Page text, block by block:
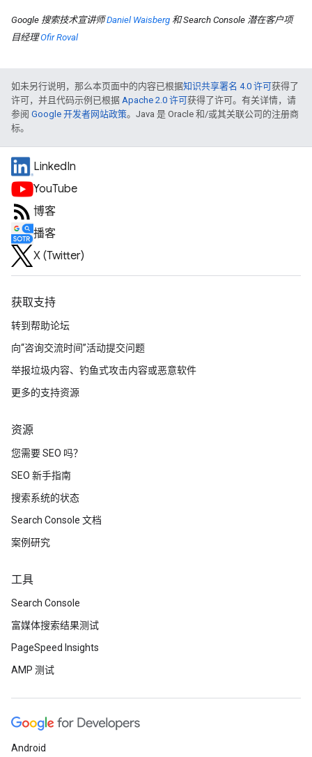
Google 搜索技术宣讲师Daniel Waisberg 和 Search Console 潜在客户项
目经理Ofir Roval
如未另行说明，那么本页面中的内容已根据知识共享署名 4.0 许可获得了
许可，并且代码示例已根据 Apache 2.0 许可获得了许可。有关详情，请
参阅 Google 开发者网站政策。Java 是 Oracle 和/或其关联公司的注册商
标。
LinkedIn
YouTube
博客
播客
X (Twitter)
获取支持
转到帮助论坛
向“咨询交流时间”活动提交问题
举报垃圾内容、钓鱼式攻击内容或恶意软件
更多的支持资源
资源
您需要 SEO 吗？
SEO 新手指南
搜索系统的状态
Search Console 文档
案例研究
工具
Search Console
富媒体搜索结果测试
PageSpeed Insights
AMP 测试
Android